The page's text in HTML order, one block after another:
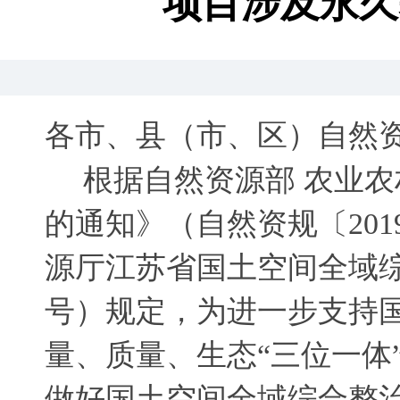
各市、县（市、区）自然
根据自然资源部 农业
的通知》（自然资规〔
源厅江苏省国土空间全域
号）规定 ， 为进一步支持
量、质量、生态“三位一体